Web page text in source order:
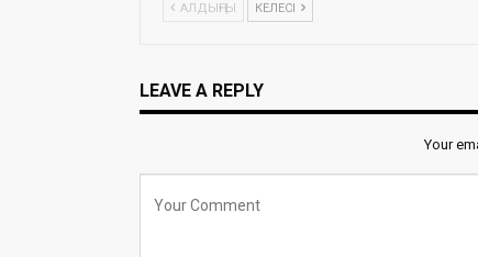
АЛДЫҢҒЫ КЕЛЕСІ
LEAVE A REPLY
Your